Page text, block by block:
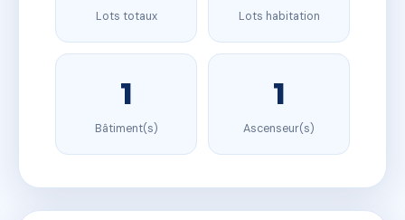
Lots totaux Lots habitation
1
Bâtiment(s)
1
Ascenseur(s)